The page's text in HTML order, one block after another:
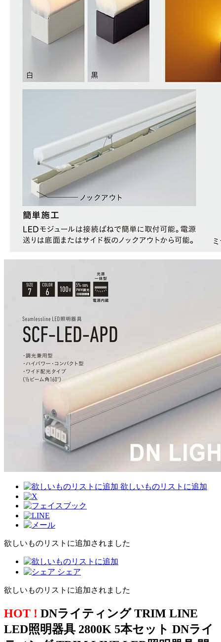
欲しいものリストに追加
欲しいものリストに追加されました
シェア
欲しいものリストに追加されました
HOT ! DNライティング TRIM LINE
LED照明器具 2800K 5本セット DNライ